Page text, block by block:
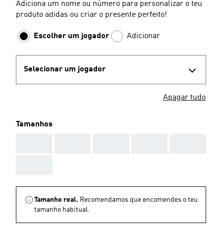
Adiciona um nome ou número para personalizar o teu
produto adidas ou criar o presente perfeito!
Escolher um jogador Adicionar
Selecionar um jogador
Apagar tudo
Tamanhos
Tamanho real. Recomendamos que encomendes o teu
tamanho habitual.